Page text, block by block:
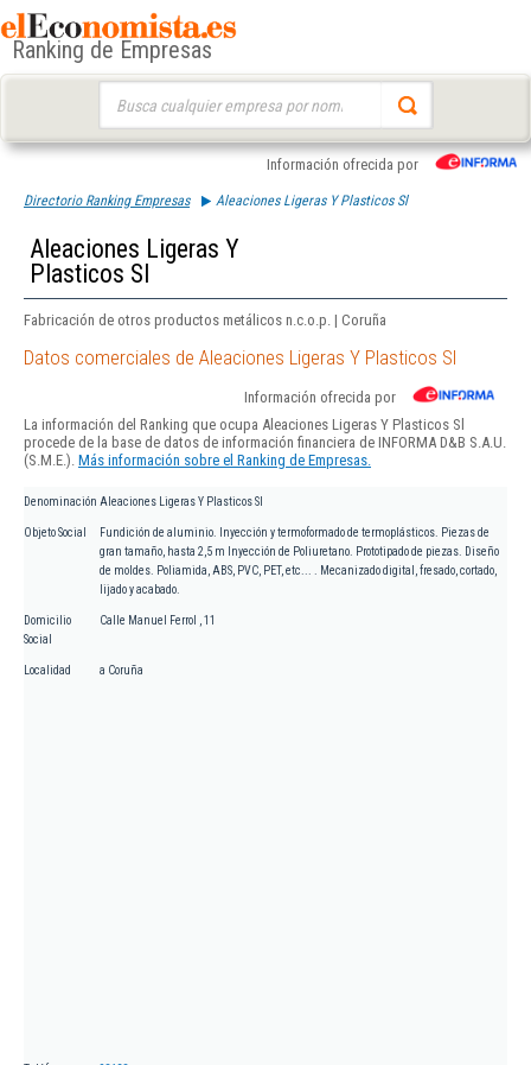
Ranking de Empresas
Información ofrecida por
Directorio Ranking Empresas Aleaciones Ligeras Y Plasticos Sl
Aleaciones Ligeras Y
Plasticos Sl
Fabricación de otros productos metálicos n.c.o.p. | Coruña
Datos comerciales de Aleaciones Ligeras Y Plasticos Sl
Información ofrecida por
La información del Ranking que ocupa Aleaciones Ligeras Y Plasticos Sl
procede de la base de datos de información financiera de INFORMA D&B S.A.U.
(S.M.E.). Más información sobre el Ranking de Empresas.
Denominación Aleaciones Ligeras Y Plasticos Sl
Objeto Social
Fundición de aluminio. Inyección y termoformado de termoplásticos. Piezas de
gran tamaño, hasta 2,5 m Inyección de Poliuretano. Prototipado de piezas. Diseño
de moldes. Poliamida, ABS, PVC, PET, etc... . Mecanizado digital, fresado, cortado,
lijado y acabado.
Domicilio
Social
Calle Manuel Ferrol , 11
Localidad a Coruña